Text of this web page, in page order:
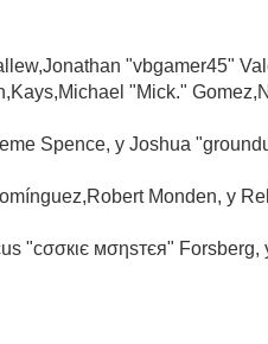
"vbgamer45"
"Mick."
Spence, y Joshua
Monden, y
"cσσкιє мσηѕтєя" Forsberg,